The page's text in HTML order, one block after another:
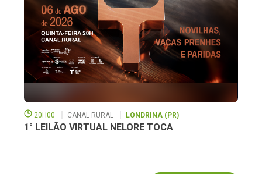
20H00 CANAL RURAL LONDRINA (PR)
1° LEILÃO VIRTUAL NELORE TOCA